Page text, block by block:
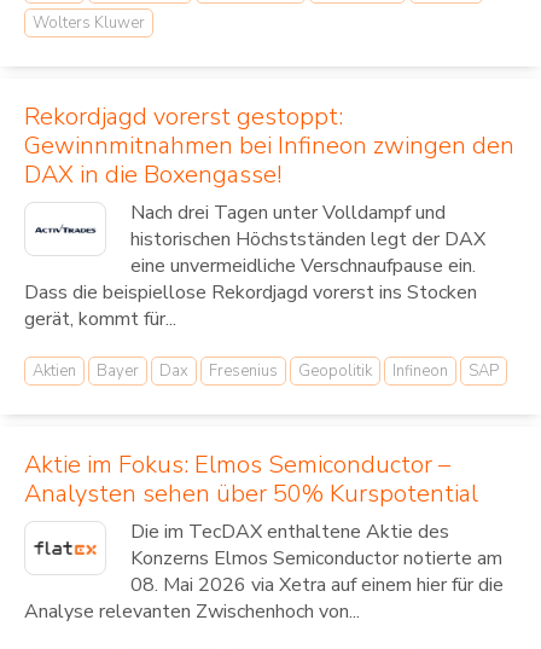
Wolters Kluwer
Rekordjagd vorerst gestoppt:
Gewinnmitnahmen bei Infineon zwingen den
DAX in die Boxengasse!
Nach drei Tagen unter Volldampf und
historischen Höchstständen legt der DAX
eine unvermeidliche Verschnaufpause ein.
Dass die beispiellose Rekordjagd vorerst ins Stocken
gerät, kommt für...
Aktien Bayer Dax Fresenius Geopolitik Infineon SAP
Aktie im Fokus: Elmos Semiconductor –
Analysten sehen über 50% Kurspotential
Die im TecDAX enthaltene Aktie des
Konzerns Elmos Semiconductor notierte am
08. Mai 2026 via Xetra auf einem hier für die
Analyse relevanten Zwischenhoch von...